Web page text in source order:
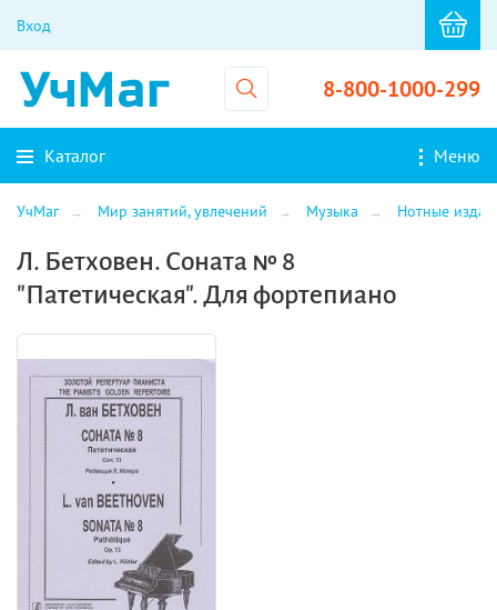
Вход
8-800-1000-299
Каталог Меню
УчМаг Мир занятий, увлечений Музыка Нотные
Л. Бетховен. Соната № 8
"Патетическая". Для фортепиано